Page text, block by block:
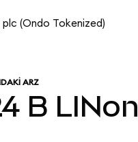
plc (Ondo Tokenized)
ARZ
B LINon